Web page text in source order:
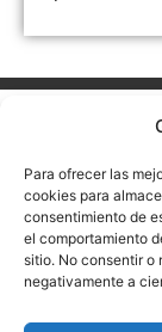
Para ofrecer las
cookies para
consentimiento de
el comportamiento
sitio. No consentir o
negativamente a
FINANCIADO
DIGITAL POR
© Guia